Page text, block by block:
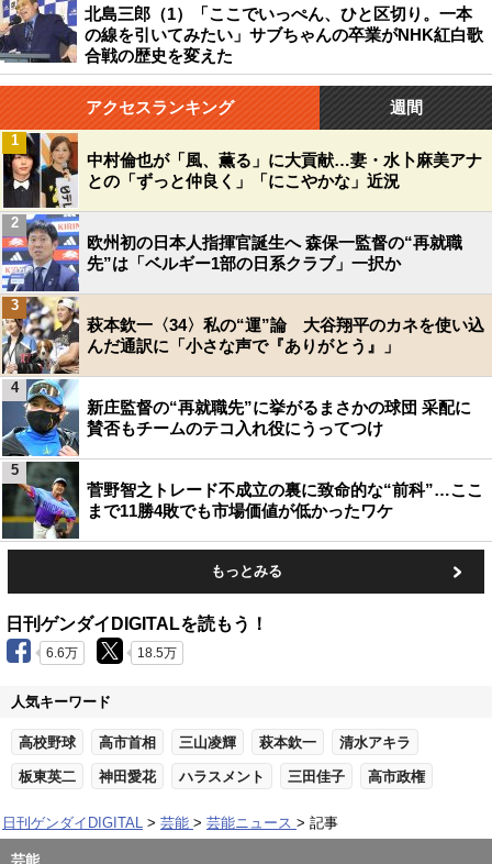
北島三郎（1）「ここでいっぺん、ひと区切り。一本
の線を引いてみたい」サブちゃんの卒業がNHK紅白歌
合戦の歴史を変えた
アクセスランキング 週間
中村倫也が「風、薫る」に大貢献…妻・水卜麻美アナ
との「ずっと仲良く」「にこやかな」近況
1
欧州初の日本人指揮官誕生へ 森保一監督の“再就職
先”は「ベルギー1部の日系クラブ」一択か
2
萩本欽一〈34〉私の“運”論 大谷翔平のカネを使い込
んだ通訳に「小さな声で『ありがとう』」
3
新庄監督の“再就職先”に挙がるまさかの球団 采配に
賛否もチームのテコ入れ役にうってつけ
4
菅野智之トレード不成立の裏に致命的な“前科”…ここ
まで11勝4敗でも市場価値が低かったワケ
5
もっとみる
日刊ゲンダイDIGITALを読もう！
6.6万 18.5万
人気キーワード
高校野球 高市首相 三山凌輝 萩本欽一 清水アキラ
板東英二 神田愛花 ハラスメント 三田佳子 高市政権
日刊ゲンダイDIGITAL 芸能 芸能ニュース 記事
芸能